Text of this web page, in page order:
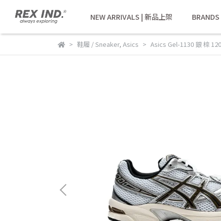
NEW ARRIVALS | 新品上架
鞋履 / Sneaker, Asics Asics Gel-1130 銀 棕